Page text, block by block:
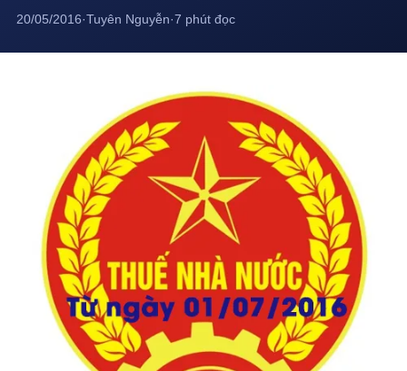
20/05/2016·Tuyên Nguyễn·7 phút đọc